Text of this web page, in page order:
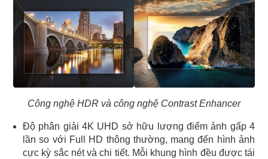
Công nghệ HDR và công nghệ Contrast Enhancer
Độ phân giải 4K UHD sở hữu lượng điểm ảnh gấp 4
lần so với Full HD thông thường, mang đến hình ảnh
cực kỳ sắc nét và chi tiết. Mỗi khung hình đều được tái